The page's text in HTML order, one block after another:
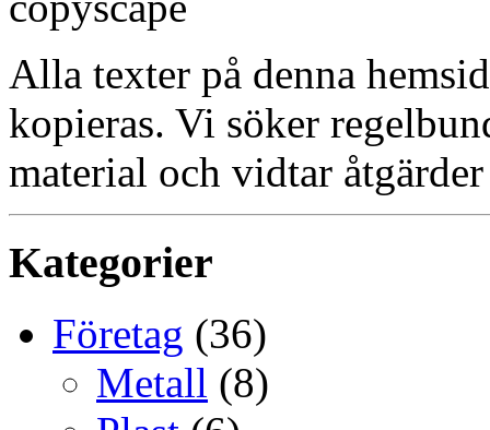
Alla texter på denna
kopieras. Vi söker
material och vidtar
Kategorier
Företag (36)
Metall (8)